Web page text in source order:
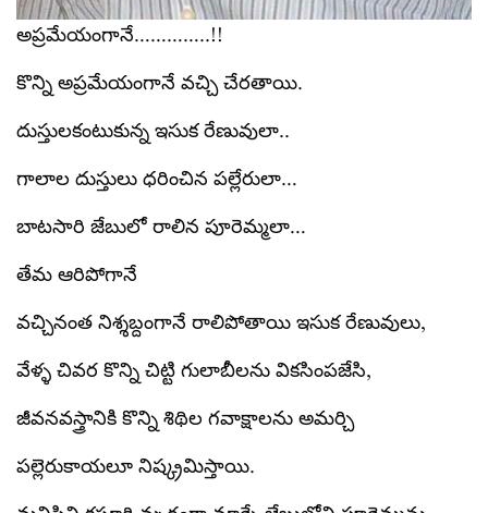
అప్రమేయంగానే…………..!!
కొన్ని అప్రమేయంగానే వచ్చి చేరతాయి.
దుస్తులకంటుకున్న ఇసుక రేణువులా..
గాలాల దుస్తులు ధరించిన పల్లేరులా…
బాటసారి జేబులో రాలిన పూరెమ్మలా…
తేమ ఆరిపోగానే
వచ్చినంత నిశ్శబ్దంగానే రాలిపోతాయి ఇసుక రేణువులు,
వేళ్ళ చివర కొన్ని చిట్టి గులాబీలను వికసింపజేసి,
జీవనవస్త్రానికి కొన్ని శిథిల గవాక్షాలను అమర్చి
పల్లెరుకాయలూ నిష్క్రమిస్తాయి.